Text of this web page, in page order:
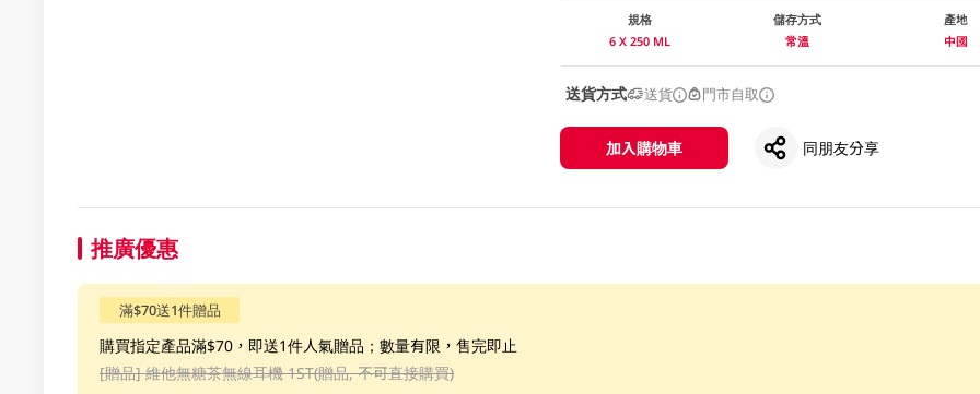
規格
6 X 250 ML
儲存方式
常溫
產地
中國
送貨方式 送貨 門市自取
加入購物車 同朋友分享
推廣優惠
滿$70送1件贈品
購買指定產品滿$70，即送1件人氣贈品；數量有限，售完即止
[贈品] 維他無糖茶無線耳機 1ST(贈品, 不可直接購買)